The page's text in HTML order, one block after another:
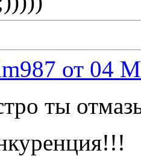
от 04
ты